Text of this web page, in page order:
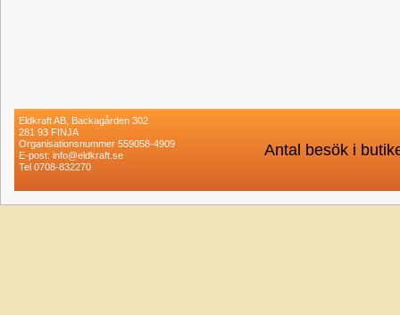
Eldkraft AB, Backagården 302
281 93 FINJA
Organisationsnummer 559058-4909
E-post: info@eldkraft.se
Tel 0708-832270
Antal besök i